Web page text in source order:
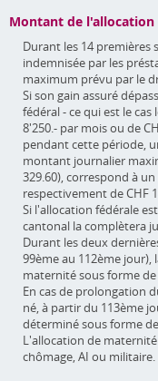
Montant de l'allocation
Durant les 14 premières
indemnisée par les
maximum prévu par le
Si son gain assuré
fédéral - ce qui est le
8'250.- par mois ou de
pendant cette période,
montant journalier
329.60), correspond à
respectivement de CHF
Si l'allocation fédérale
cantonal la complètera
Durant les deux
99ème au 112ème
maternité sous forme
En cas de prolongation
né, à partir du 113ème
déterminé sous forme
L'allocation de
chômage, AI ou militaire.